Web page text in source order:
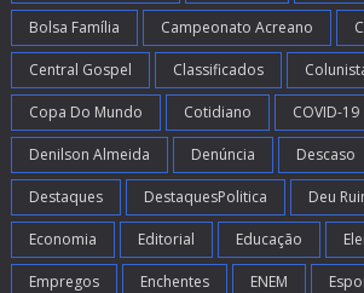
Bolsa Família Campeonato Acreano
Central Gospel Classificados
Copa Do Mundo Cotidiano COVID-19
Denilson Almeida Denúncia Descaso
Destaques DestaquesPolitica Deu
Economia Editorial Educação
Empregos Enchentes ENEM